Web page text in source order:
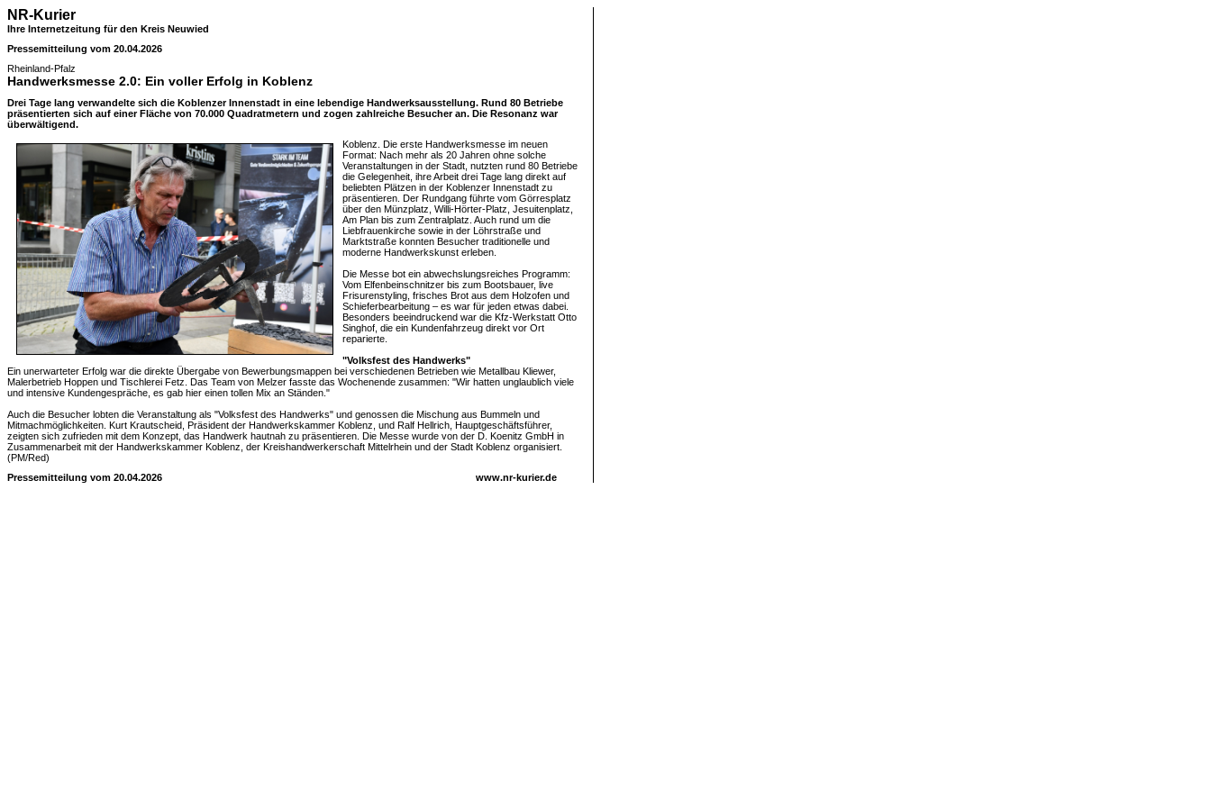
NR-Kurier
Ihre Internetzeitung für den Kreis Neuwied
Pressemitteilung vom 20.04.2026
Rheinland-Pfalz
Handwerksmesse 2.0: Ein voller Erfolg in Koblenz
Drei Tage lang verwandelte sich die Koblenzer Innenstadt in eine lebendige Handwerksausstellung. Rund 80 Betriebe
präsentierten sich auf einer Fläche von 70.000 Quadratmetern und zogen zahlreiche Besucher an. Die Resonanz war
überwältigend.
Koblenz. Die erste Handwerksmesse im neuen
Format: Nach mehr als 20 Jahren ohne solche
Veranstaltungen in der Stadt, nutzten rund 80 Betriebe
die Gelegenheit, ihre Arbeit drei Tage lang direkt auf
beliebten Plätzen in der Koblenzer Innenstadt zu
präsentieren. Der Rundgang führte vom Görresplatz
über den Münzplatz, Willi-Hörter-Platz, Jesuitenplatz,
Am Plan bis zum Zentralplatz. Auch rund um die
Liebfrauenkirche sowie in der Löhrstraße und
Marktstraße konnten Besucher traditionelle und
moderne Handwerkskunst erleben.
Die Messe bot ein abwechslungsreiches Programm:
Vom Elfenbeinschnitzer bis zum Bootsbauer, live
Frisurenstyling, frisches Brot aus dem Holzofen und
Schieferbearbeitung – es war für jeden etwas dabei.
Besonders beeindruckend war die Kfz-Werkstatt Otto
Singhof, die ein Kundenfahrzeug direkt vor Ort
reparierte.
"Volksfest des Handwerks"
Ein unerwarteter Erfolg war die direkte Übergabe von Bewerbungsmappen bei verschiedenen Betrieben wie Metallbau Kliewer,
Malerbetrieb Hoppen und Tischlerei Fetz. Das Team von Melzer fasste das Wochenende zusammen: "Wir hatten unglaublich viele
und intensive Kundengespräche, es gab hier einen tollen Mix an Ständen."
Auch die Besucher lobten die Veranstaltung als "Volksfest des Handwerks" und genossen die Mischung aus Bummeln und
Mitmachmöglichkeiten. Kurt Krautscheid, Präsident der Handwerkskammer Koblenz, und Ralf Hellrich, Hauptgeschäftsführer,
zeigten sich zufrieden mit dem Konzept, das Handwerk hautnah zu präsentieren. Die Messe wurde von der D. Koenitz GmbH in
Zusammenarbeit mit der Handwerkskammer Koblenz, der Kreishandwerkerschaft Mittelrhein und der Stadt Koblenz organisiert.
(PM/Red)
Pressemitteilung vom 20.04.2026
www.nr-kurier.de